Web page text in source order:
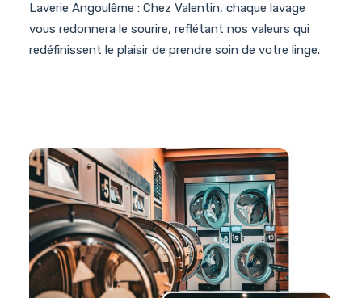
Laverie Angoulême : Chez Valentin, chaque lavage
vous redonnera le sourire, reflétant nos valeurs qui
redéfinissent le plaisir de prendre soin de votre linge.